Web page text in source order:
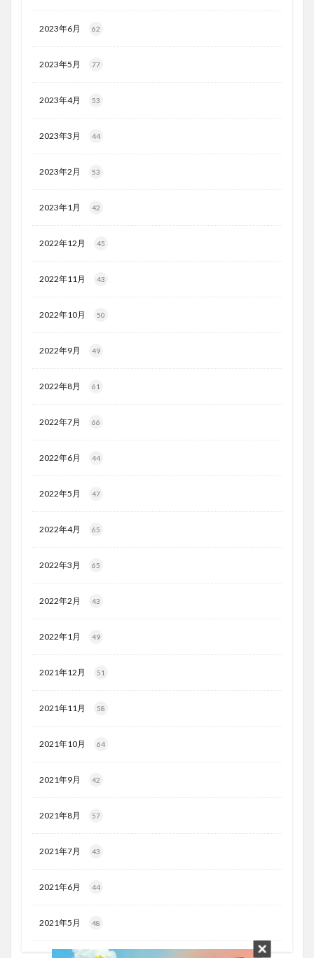
2023年6月 62
2023年5月 77
2023年4月 53
2023年3月 44
2023年2月 53
2023年1月 42
2022年12月 45
2022年11月 43
2022年10月 50
2022年9月 49
2022年8月 61
2022年7月 66
2022年6月 44
2022年5月 47
2022年4月 65
2022年3月 65
2022年2月 43
2022年1月 49
2021年12月 51
2021年11月 58
2021年10月 64
2021年9月 42
2021年8月 57
2021年7月 43
2021年6月 44
2021年5月 48